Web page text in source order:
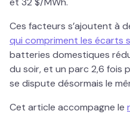
Ces facteurs s’ajoutent à
qui compriment les écarts
batteries domestiques
du soir, et un parc 2,6 fois
se dispute désormais le
Cet article accompagne le